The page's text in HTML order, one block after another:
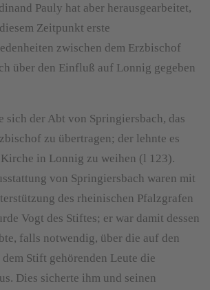
Pauly hat aber herausgearbeitet,
Zeitpunkt erste
zwischen dem Erzbischof
über den Einfluß auf Lonnig gegeben
sich der Abt von Springiersbach, das
zu übertragen; der lehnte es
in Lonnig zu weihen (l 123).
von Springiersbach waren mit
des rheinischen Pfalzgrafen
Vogt des Stiftes; er war damit dessen
falls notwendig, über die auf den
Stift gehörenden Leute die
Dies sicherte ihm und seinen